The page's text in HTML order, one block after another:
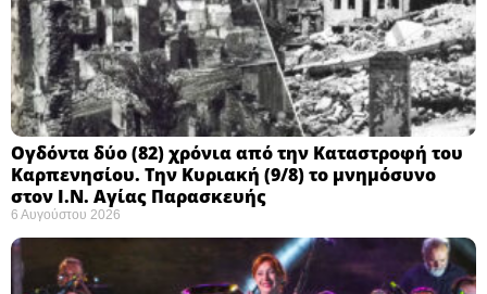
Ογδόντα δύο (82) χρόνια από την Καταστροφή του
Καρπενησίου. Την Κυριακή (9/8) το μνημόσυνο
στον Ι.Ν. Αγίας Παρασκευής
6 Αυγούστου 2026